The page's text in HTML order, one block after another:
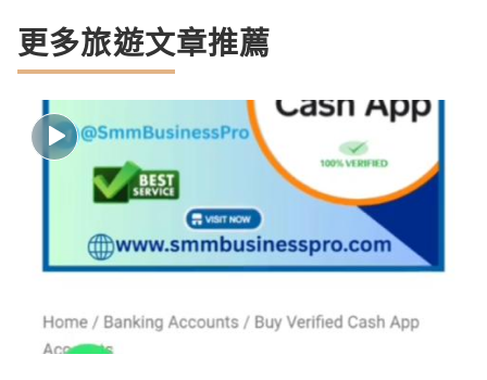
更多旅遊文章推薦